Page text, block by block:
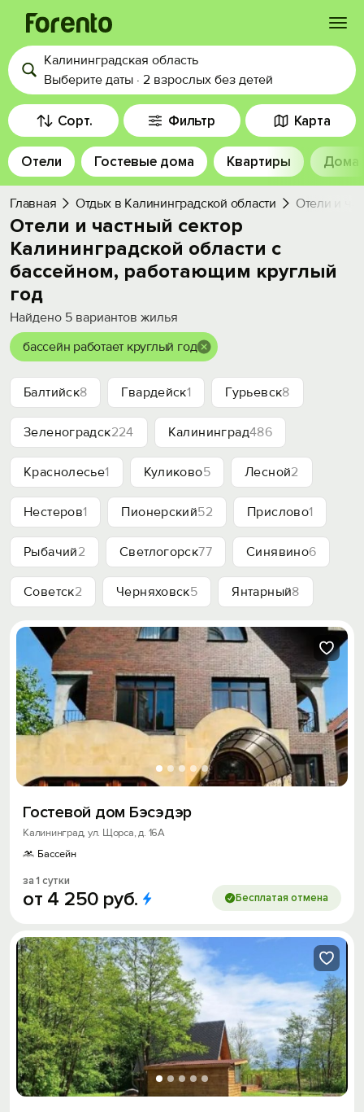
Войти
Избранное
История просмотра
Добавить свой объект
Калининградская область
Выберите даты · 2 взрослых без детей
Сорт. Фильтр Карта
Отели Гостевые дома Квартиры Дома
Главная Отдых в Калининградской области Отели и
Отели и частный сектор
Калининградской области с
бассейном, работающим круглый
год
Найдено 5 вариантов жилья
бассейн работает круглый год
Балтийск8 Гвардейск1 Гурьевск8
Зеленоградск224 Калининград486
Краснолесье1 Куликово5 Лесной2
Нестеров1 Пионерский52 Прислово1
Рыбачий2 Светлогорск77 Синявино6
Советск2 Черняховск5 Янтарный8
Гостевой дом Бэсэдэр
Калининград, ул. Щорса, д. 16А
Бассейн
за 1 сутки
от 4 250 руб. Бесплатая отмена